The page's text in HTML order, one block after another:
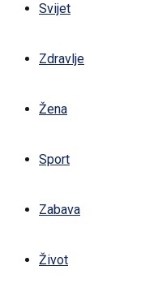
Svijet
Zdravlje
Žena
Sport
Zabava
Život